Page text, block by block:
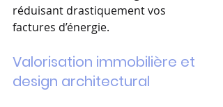
réduisant drastiquement vos
factures d’énergie.
Valorisation immobilière et
design architectural